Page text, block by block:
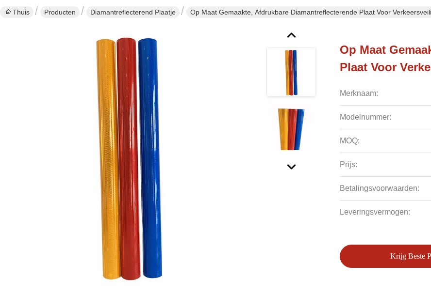
Thuis Producten Diamantreflecterend Plaatje Op Maat Gemaakte, Afdrukbare Diamantreflecterende Plaat Voor
Op Maat
Plaat Voor
Merknaam:
Modelnummer:
MOQ:
Prijs:
Betalingsvoorwaarden:
Leveringsvermogen:
Krijg Beste